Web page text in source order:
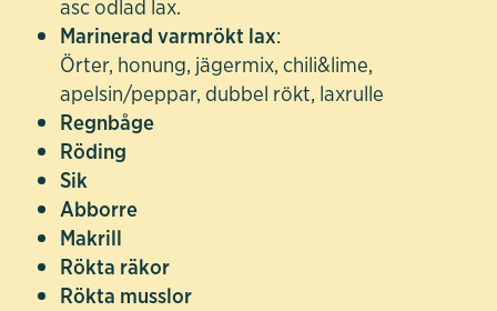
asc odlad lax.
Marinerad varmrökt lax:
Örter, honung, jägermix, chili&lime,
apelsin/peppar, dubbel rökt, laxrulle
Regnbåge
Röding
Sik
Abborre
Makrill
Rökta räkor
Rökta musslor